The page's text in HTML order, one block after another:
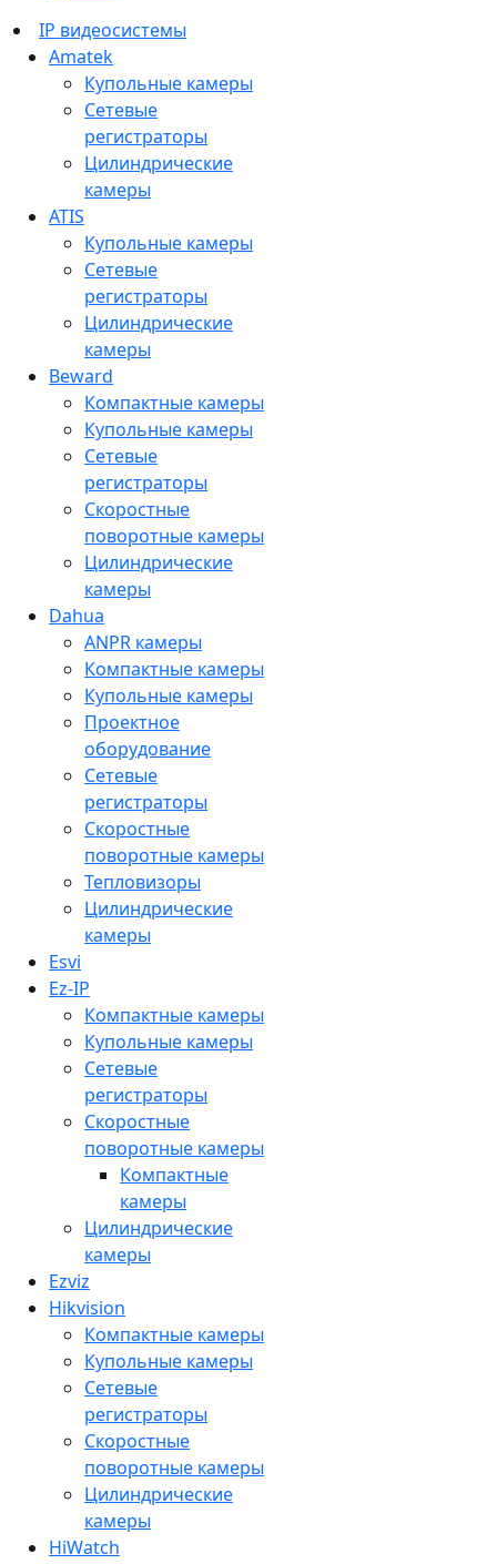
IP видеосистемы
Amatek
Купольные камеры
Сетевые
регистраторы
Цилиндрические
камеры
ATIS
Купольные камеры
Сетевые
регистраторы
Цилиндрические
камеры
Beward
Компактные камеры
Купольные камеры
Сетевые
регистраторы
Скоростные
поворотные камеры
Цилиндрические
камеры
Dahua
ANPR камеры
Компактные камеры
Купольные камеры
Проектное
оборудование
Сетевые
регистраторы
Скоростные
поворотные камеры
Тепловизоры
Цилиндрические
камеры
Esvi
Ez-IP
Компактные камеры
Купольные камеры
Сетевые
регистраторы
Скоростные
поворотные камеры
Компактные
камеры
Цилиндрические
камеры
Ezviz
Hikvision
Компактные камеры
Купольные камеры
Сетевые
регистраторы
Скоростные
поворотные камеры
Цилиндрические
камеры
HiWatch